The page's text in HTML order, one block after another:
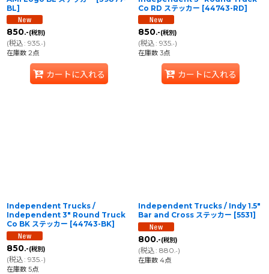
BL]
850.-(税別)
(税込: 935.-)
在庫数 2点
カートに入れる
Co RD ステッカー [44743-RD]
850.-(税別)
(税込: 935.-)
在庫数 3点
カートに入れる
Independent Trucks /
Independent 3" Round Truck
Co BK ステッカー [44743-BK]
850.-(税別)
(税込: 935.-)
在庫数 5点
Independent Trucks / Indy 1.5"
Bar and Cross ステッカー [5531]
800.-(税別)
(税込: 880.-)
在庫数 4点